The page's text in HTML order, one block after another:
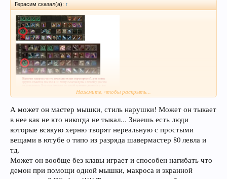
Герасим сказал(а): ↑
Ты прям опроверг все наши подозрение, показав свой рабочий стол в
Диспетчера задач с прцессамми? как ты пытаешся отмыться от того
дерьма которым пытаешся обмазать совсем не зная тех кого
обмазывать пытаешся, твой скрин, только скрин, он ничего не
доказывает и ничего не опровергает, при юзе макроса, КОГДА ТЫ жмешь
МЫШКОЙ ПО ЭКРАНУ БЕЗ ПРЕРЫВНО и жреш СР , если даже ты
пожимаешь сам макрос херову тучу раз, он не будет работать так как у
половины твоего клана, потому что ОН СБИВАЕТСЯ это программа,
программа АПРИОРИ макросом тормозит использование живых скилов,
Нажмите, чтобы раскрыть...
А может он мастер мышки, стиль нарушки! Может он тыкает
в нее как не кто никогда не тыкал... Знаешь есть люди
которые всякую херню творят нереальную с простыми
вещами в ютубе о типо из разряда шавермастер 80 левла и
тд.
Может он вообще без клавы играет и способен нагибать что
демон при помощи одной мышки, макроса и экранной